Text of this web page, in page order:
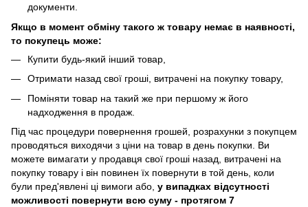
документи.
Якщо в момент обміну такого ж товару немає в наявності,
то покупець може:
Купити будь-який інший товар,
Отримати назад свої гроші, витрачені на покупку товару,
Поміняти товар на такий же при першому ж його
надходження в продаж.
Під час процедури повернення грошей, розрахунки з покупцем
проводяться виходячи з ціни на товар в день покупки. Ви
можете вимагати у продавця свої гроші назад, витрачені на
покупку товару і він повинен їх повернути в той день, коли
були пред'явлені ці вимоги або, у випадках відсутності
можливості повернути всю суму - протягом 7